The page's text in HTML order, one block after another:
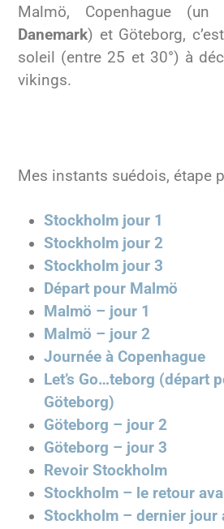
Malmö, Copenhague
Danemark) et Göteborg,
soleil (entre 25 et 30°) à
vikings.
Mes instants suédois, étape
Stockholm jour 1
Stockholm jour 2
Stockholm jour 3
Départ pour Malmö
Malmö – jour 1
Malmö – jour 2
Journée à Copenhague
Let’s Go…teborg (départ
Göteborg)
Göteborg – jour 2
Göteborg – jour 3
Revoir Stockholm
Stockholm – le retour
Stockholm – dernier jour